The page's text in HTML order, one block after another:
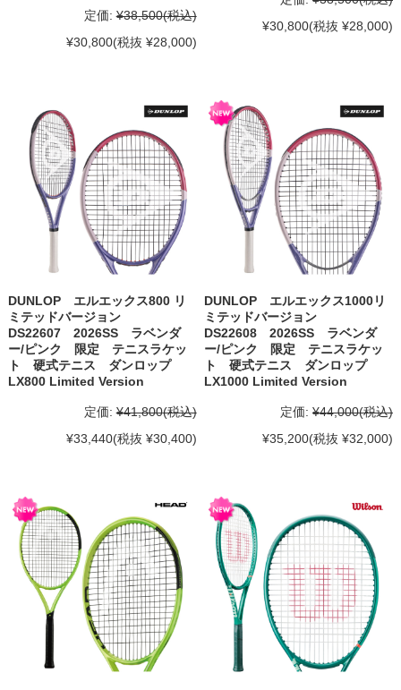
定価: ¥38,500(税込)
¥30,800(税抜 ¥28,000)
¥30,800(税抜 ¥28,000)
DUNLOP エルエックス800 リ
ミテッドバージョン
DS22607 2026SS ラベンダ
ー/ピンク 限定 テニスラケッ
ト 硬式テニス ダンロップ
LX800 Limited Version
定価: ¥41,800(税込)
¥33,440(税抜 ¥30,400)
DUNLOP エルエックス1000リ
ミテッドバージョン
DS22608 2026SS ラベンダ
ー/ピンク 限定 テニスラケッ
ト 硬式テニス ダンロップ
LX1000 Limited Version
定価: ¥44,000(税込)
¥35,200(税抜 ¥32,000)